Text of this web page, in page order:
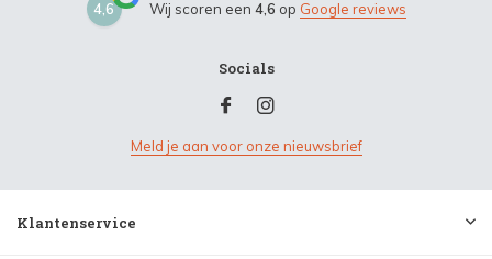
4,6 Wij scoren een 4,6 op Google reviews
Socials
Meld je aan voor onze nieuwsbrief
Klantenservice